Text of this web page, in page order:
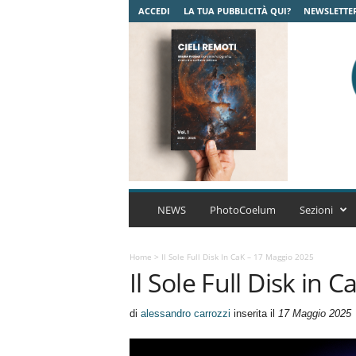
ACCEDI LA TUA PUBBLICITÀ QUI?
C
u
m
A
r
NEWS PhotoCoelum Sezioni
Home > Il Sole Full Disk In CaK – 17 Maggio 2025
Il Sole Full Disk in
di alessandro carrozzi inserita il 17 Maggio 2025